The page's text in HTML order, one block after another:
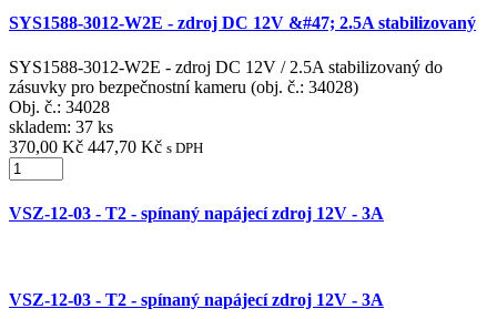
SYS1588-3012-W2E - zdroj DC 12V &#47; 2.5A stabilizovaný
SYS1588-3012-W2E - zdroj DC 12V / 2.5A stabilizovaný do
zásuvky pro bezpečnostní kameru (obj. č.: 34028)
Obj. č.: 34028
skladem: 37 ks
370,00 Kč 447,70 Kč s DPH
VSZ-12-03 - T2 - spínaný napájecí zdroj 12V - 3A
VSZ-12-03 - T2 - spínaný napájecí zdroj 12V - 3A